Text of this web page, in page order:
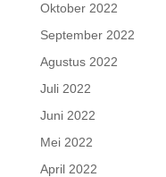
Oktober 2022
September 2022
Agustus 2022
Juli 2022
Juni 2022
Mei 2022
April 2022